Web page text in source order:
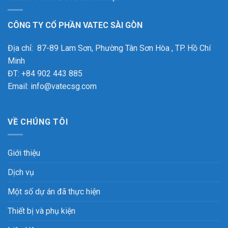
CÔNG TY CỔ PHẦN VATEC SÀI GÒN
Địa chỉ: 87-89 Lam Sơn, Phường Tân Sơn Hòa , TP. Hồ Chí
Minh
ĐT: +84 902 443 885
Email: info@vatecsg.com
VỀ CHÚNG TÔI
Giới thiệu
Dịch vụ
Một số dự án đã thực hiện
Thiết bị và phụ kiện